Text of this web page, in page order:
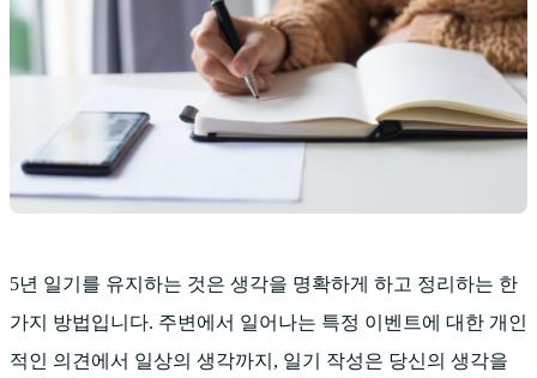
5년 일기를 유지하는 것은 생각을 명확하게 하고 정리하는 한
가지 방법입니다. 주변에서 일어나는 특정 이벤트에 대한 개인
적인 의견에서 일상의 생각까지, 일기 작성은 당신의 생각을